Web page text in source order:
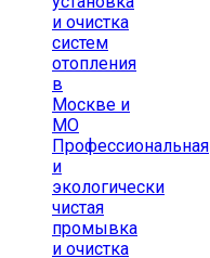
и очистка
систем
отопления
в
Москве и
МО
Профессиональная
и
экологически
чистая
промывка
и очистка